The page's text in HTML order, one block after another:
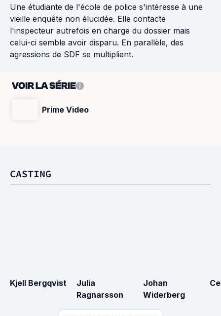
Une étudiante de l'école de police s'intéresse à une
vieille enquête non élucidée. Elle contacte
l'inspecteur autrefois en charge du dossier mais
celui-ci semble avoir disparu. En parallèle, des
agressions de SDF se multiplient.
VOIR LA SÉRIE
Prime Video
CASTING
Kjell Bergqvist
Julia
Ragnarsson
Johan
Widerberg